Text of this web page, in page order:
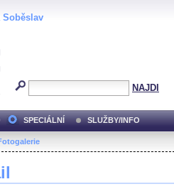
Soběslav
NAJDI
SPECIÁLNÍ SLUŽBY/INFO